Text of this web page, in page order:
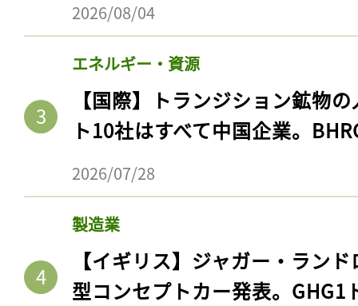
2026/08/04
エネルギー・資源
【国際】トランジション鉱物
ト10社はすべて中国企業。
2026/07/28
製造業
【イギリス】ジャガー・ラン
型コンセプトカー発表。GHG1